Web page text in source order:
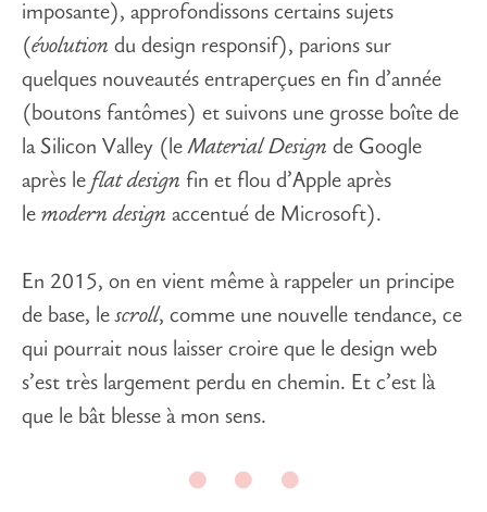
imposante), approfondissons certains sujets
(évolution du design responsif), parions sur
quelques nouveautés entraperçues en fin d’année
(boutons fantômes) et suivons une grosse boîte de
la Silicon Valley (leMaterial Design de Google
après le flat design fin et flou d’Apple après
le modern design accentué de Microsoft).
En 2015, on en vient même à rappeler un principe
de base, lescroll, comme une nouvelle tendance, ce
qui pourrait nous laisser croire que le design web
s’est très largement perdu en chemin. Et c’est là
que le bât blesse à mon sens.